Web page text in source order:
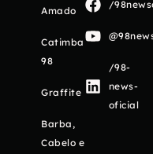
Amado
Catimba
98
Graffite
Barba,
Cabelo e
/
/98-
news-
oficial